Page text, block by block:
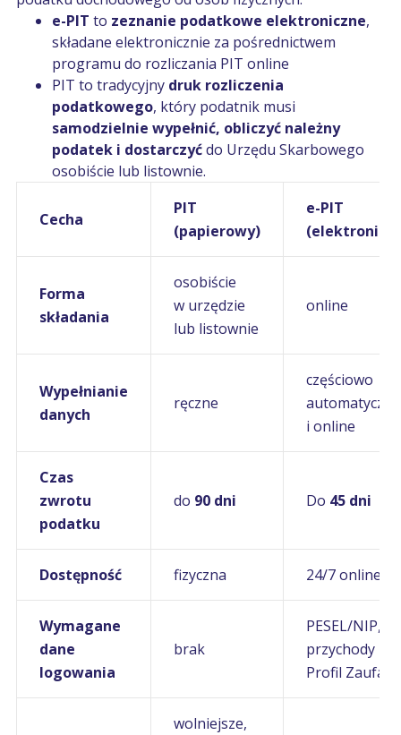
e-PIT to zeznanie podatkowe elektroniczne,
składane elektronicznie za pośrednictwem
programu do rozliczania PIT online
PIT to tradycyjny druk rozliczenia
podatkowego, który podatnik musi
samodzielnie wypełnić, obliczyć należny
podatek i dostarczyćdo Urzędu Skarbowego
osobiście lub listownie.
Cecha
PIT
(papierowy)
e-PIT
Forma
składania
osobiście
w urzędzie
lub listownie
online
Wypełnianie
danych
ręczne
częściowo
automatyczne
i online
Czas
zwrotu
podatku
do 90 dni Do 45 dni
Dostępność fizyczna 24/7 online
Wymagane
dane
logowania
brak
PESEL/NIP,
przychody lub
Profil Zaufany
wolniejsze,